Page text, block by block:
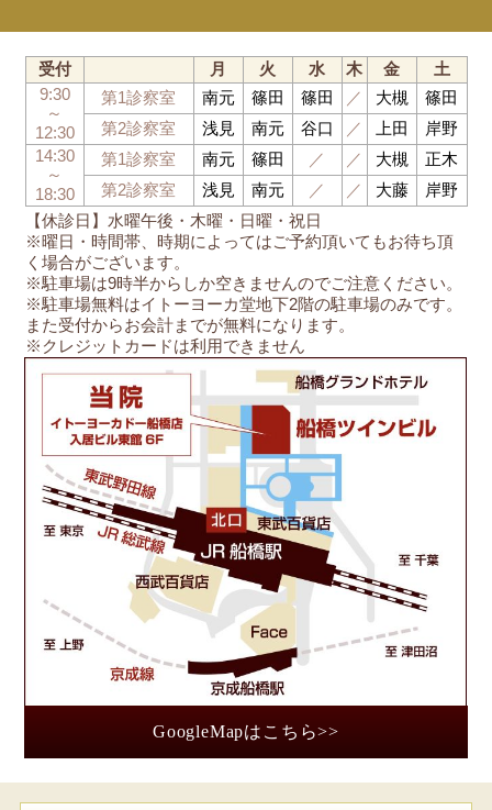
【休診日】水曜午後・木曜・日曜・祝日
※曜日・時間帯、時期によってはご予約頂いてもお待ち頂
く場合がございます。
※駐車場は9時半からしか空きませんのでご注意ください。
※駐車場無料はイトーヨーカ堂地下2階の駐車場のみです。
また受付からお会計までが無料になります。
※クレジットカードは利用できません
受付 月 火 水 木 金
土
9:30
～
12:30
第1診察室 南元 篠田 篠田 ／ 大槻
篠田
第2診察室
浅見 南元 谷口 ／ 上田
岸野
14:30
～
18:30
第1診察室 南元 篠田 ／ ／ 大槻
正木
第2診察室
浅見 南元 ／ ／ 大藤 岸野
GoogleMapはこちら>>